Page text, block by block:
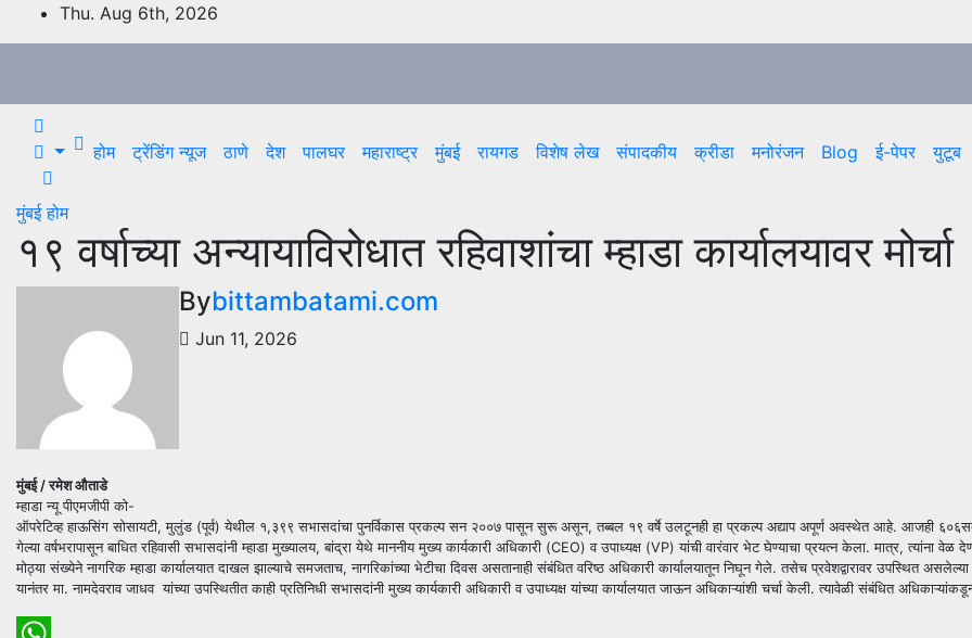
to
Thu. Aug 6th, 2026
होम ट्रेंडिंग न्यूज ठाणे देश पालघर महाराष्ट्र मुंबई रायगड विशेष लेख संपादकीय क्रीडा मनोरंजन Blog ई-पेपर युटूब
मुंबईहोम
१९ वर्षाच्या अन्यायाविरोधात रहिवाशांचा म्हाडा कार्यालयावर मोर्चा
Bybittambatami.com
Jun 11, 2026
मुंबई / रमेश औताडे
म्हाडा न्यू पीएमजीपी को-
ऑपरेटिव्ह हाऊसिंग सोसायटी, मुलुंड (पूर्व) येथील १,३९९ सभासदांचा पुनर्विकास प्रकल्प सन २००७ पासून सुरू असून, तब्बल १९ वर्षे उलटूनही हा प्रकल्प अद्याप अपूर्ण अवस्थेत आहे. आजही
गेल्या वर्षभरापासून बाधित रहिवासी सभासदांनी म्हाडा मुख्यालय, बांद्रा येथे माननीय मुख्य कार्यकारी अधिकारी (CEO) व उपाध्यक्ष (VP) यांची वारंवार भेट घेण्याचा प्रयत्न केला. मात्र,
मोठ्या संख्येने नागरिक म्हाडा कार्यालयात दाखल झाल्याचे समजताच, नागरिकांच्या भेटीचा दिवस असतानाही संबंधित वरिष्ठ अधिकारी कार्यालयातून निघून गेले. तसेच प्रवेशद्वारावर उपस्थित
यानंतर मा. नामदेवराव जाधव यांच्या उपस्थितीत काही प्रतिनिधी सभासदांनी मुख्य कार्यकारी अधिकारी व उपाध्यक्ष यांच्या कार्यालयात जाऊन अधिकाऱ्यांशी चर्चा केली. त्यावेळी संबंधित